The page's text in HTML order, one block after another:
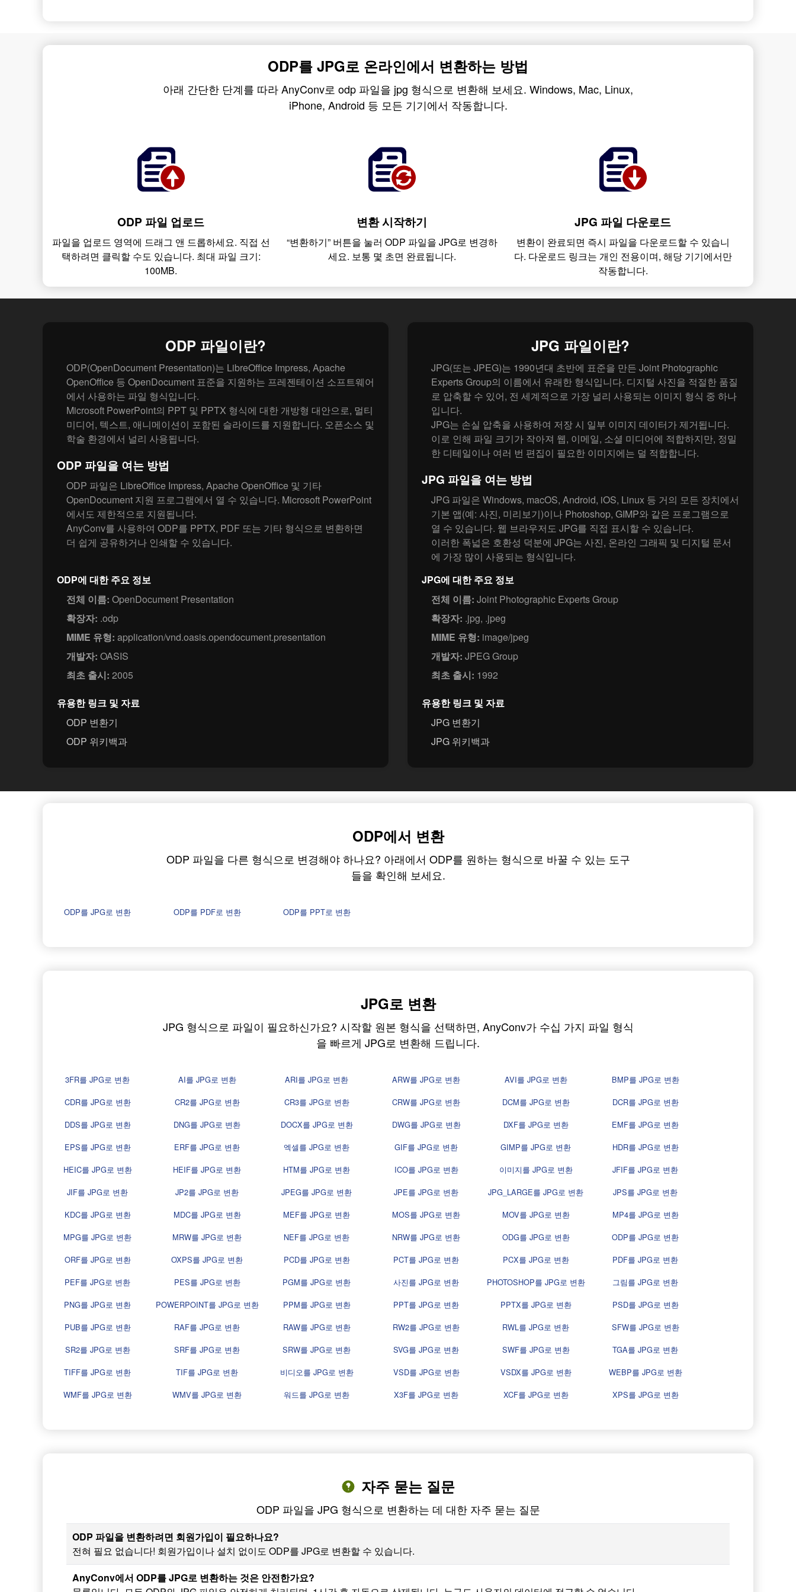
ODP를 JPG로 온라인에서 변환하는 방법
아래 간단한 단계를 따라 AnyConv로 odp 파일을 jpg 형식으로 변환해 보세요. Windows, Mac, Linux,
iPhone, Android 등 모든 기기에서 작동합니다.
ODP 파일 업로드
파일을 업로드 영역에 드래그 앤 드롭하세요. 직접 선
택하려면 클릭할 수도 있습니다. 최대 파일 크기:
100MB.
변환 시작하기
“변환하기” 버튼을 눌러 ODP 파일을 JPG로 변경하
세요. 보통 몇 초면 완료됩니다.
JPG 파일 다운로드
변환이 완료되면 즉시 파일을 다운로드할 수 있습니
다. 다운로드 링크는 개인 전용이며, 해당 기기에서만
작동합니다.
ODP 파일이란?
ODP(OpenDocument Presentation)는 LibreOffice Impress, Apache
OpenOffice 등 OpenDocument 표준을 지원하는 프레젠테이션 소프트웨어
에서 사용하는 파일 형식입니다.
Microsoft PowerPoint의 PPT 및 PPTX 형식에 대한 개방형 대안으로, 멀티
미디어, 텍스트, 애니메이션이 포함된 슬라이드를 지원합니다. 오픈소스 및
학술 환경에서 널리 사용됩니다.
ODP 파일을 여는 방법
ODP 파일은 LibreOffice Impress, Apache OpenOffice 및 기타
OpenDocument 지원 프로그램에서 열 수 있습니다. Microsoft PowerPoint
에서도 제한적으로 지원됩니다.
AnyConv를 사용하여 ODP를 PPTX, PDF 또는 기타 형식으로 변환하면
더 쉽게 공유하거나 인쇄할 수 있습니다.
ODP에 대한 주요 정보
전체 이름: OpenDocument Presentation
확장자: .odp
MIME 유형: application/vnd.oasis.opendocument.presentation
개발자: OASIS
최초 출시: 2005
유용한 링크 및 자료
ODP 변환기
ODP 위키백과
JPG 파일이란?
JPG(또는 JPEG)는 1990년대 초반에 표준을 만든 Joint Photographic
Experts Group의 이름에서 유래한 형식입니다. 디지털 사진을 적절한 품질
로 압축할 수 있어, 전 세계적으로 가장 널리 사용되는 이미지 형식 중 하나
입니다.
JPG는 손실 압축을 사용하여 저장 시 일부 이미지 데이터가 제거됩니다.
이로 인해 파일 크기가 작아져 웹, 이메일, 소셜 미디어에 적합하지만, 정밀
한 디테일이나 여러 번 편집이 필요한 이미지에는 덜 적합합니다.
JPG 파일을 여는 방법
JPG 파일은 Windows, macOS, Android, iOS, Linux 등 거의 모든 장치에서
기본 앱(예: 사진, 미리보기)이나 Photoshop, GIMP와 같은 프로그램으로
열 수 있습니다. 웹 브라우저도 JPG를 직접 표시할 수 있습니다.
이러한 폭넓은 호환성 덕분에 JPG는 사진, 온라인 그래픽 및 디지털 문서
에 가장 많이 사용되는 형식입니다.
JPG에 대한 주요 정보
전체 이름: Joint Photographic Experts Group
확장자: .jpg, .jpeg
MIME 유형: image/jpeg
개발자: JPEG Group
최초 출시: 1992
유용한 링크 및 자료
JPG 변환기
JPG 위키백과
ODP에서 변환
ODP 파일을 다른 형식으로 변경해야 하나요? 아래에서 ODP를 원하는 형식으로 바꿀 수 있는 도구
들을 확인해 보세요.
ODP를 JPG로 변환 ODP를 PDF로 변환 ODP를 PPT로 변환
JPG로 변환
JPG 형식으로 파일이 필요하신가요? 시작할 원본 형식을 선택하면, AnyConv가 수십 가지 파일 형식
을 빠르게 JPG로 변환해 드립니다.
3FR를 JPG로 변환 AI를 JPG로 변환 ARI를 JPG로 변환 ARW를 JPG로 변환 AVI를 JPG로 변환
BMP를 JPG로 변환
CDR를 JPG로 변환
CR2를 JPG로 변환 CR3를 JPG로 변환 CRW를 JPG로 변환 DCM를 JPG로 변환
DCR를 JPG로 변환
DDS를 JPG로 변환
DNG를 JPG로 변환 DOCX를 JPG로 변환 DWG를 JPG로 변환 DXF를 JPG로 변환
EMF를 JPG로 변환
EPS를 JPG로 변환
ERF를 JPG로 변환 엑셀를 JPG로 변환 GIF를 JPG로 변환 GIMP를 JPG로 변환
HDR를 JPG로 변환
HEIC를 JPG로 변환
HEIF를 JPG로 변환 HTM를 JPG로 변환 ICO를 JPG로 변환 이미지를 JPG로 변환
JFIF를 JPG로 변환
JIF를 JPG로 변환
JP2를 JPG로 변환 JPEG를 JPG로 변환 JPE를 JPG로 변환 JPG_LARGE를 JPG로 변환
JPS를 JPG로 변환
KDC를 JPG로 변환
MDC를 JPG로 변환 MEF를 JPG로 변환 MOS를 JPG로 변환 MOV를 JPG로 변환
MP4를 JPG로 변환
MPG를 JPG로 변환
MRW를 JPG로 변환 NEF를 JPG로 변환 NRW를 JPG로 변환 ODG를 JPG로 변환
ODP를 JPG로 변환
ORF를 JPG로 변환
OXPS를 JPG로 변환 PCD를 JPG로 변환 PCT를 JPG로 변환 PCX를 JPG로 변환
PDF를 JPG로 변환
PEF를 JPG로 변환
PES를 JPG로 변환 PGM를 JPG로 변환 사진를 JPG로 변환 PHOTOSHOP를 JPG로 변환
그림를 JPG로 변환
PNG를 JPG로 변환
POWERPOINT를 JPG로 변환 PPM를 JPG로 변환 PPT를 JPG로 변환 PPTX를 JPG로 변환
PSD를 JPG로 변환
PUB를 JPG로 변환
RAF를 JPG로 변환 RAW를 JPG로 변환 RW2를 JPG로 변환 RWL를 JPG로 변환
SFW를 JPG로 변환
SR2를 JPG로 변환
SRF를 JPG로 변환 SRW를 JPG로 변환 SVG를 JPG로 변환 SWF를 JPG로 변환
TGA를 JPG로 변환
TIFF를 JPG로 변환
TIF를 JPG로 변환 비디오를 JPG로 변환 VSD를 JPG로 변환 VSDX를 JPG로 변환
WEBP를 JPG로 변환
WMF를 JPG로 변환
WMV를 JPG로 변환 워드를 JPG로 변환 X3F를 JPG로 변환 XCF를 JPG로 변환 XPS를 JPG로 변환
자주 묻는 질문
ODP 파일을 JPG 형식으로 변환하는 데 대한 자주 묻는 질문
ODP 파일을 변환하려면 회원가입이 필요하나요?
전혀 필요 없습니다! 회원가입이나 설치 없이도 ODP를 JPG로 변환할 수 있습니다.
AnyConv에서 ODP를 JPG로 변환하는 것은 안전한가요?